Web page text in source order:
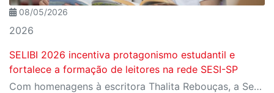
08/05/2026
2026
SELIBI 2026 incentiva protagonismo estudantil e
fortalece a formação de leitores na rede SESI-SP
Com homenagens à escritora Thalita Rebouças, a Semana do Livro e da Biblioteca promove criatividade, produção autoral e diferentes formas de expressão entre estudantes da Educação Infantil à EJA